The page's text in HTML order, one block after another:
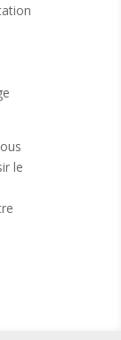
le